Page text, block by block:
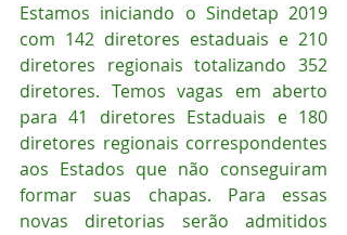
Estamos iniciando o Sindetap 2019
com 142 diretores estaduais e 210
diretores regionais totalizando 352
diretores. Temos vagas em aberto
para 41 diretores Estaduais e 180
diretores regionais correspondentes
aos Estados que não conseguiram
formar suas chapas. Para essas
novas diretorias serão admitidos